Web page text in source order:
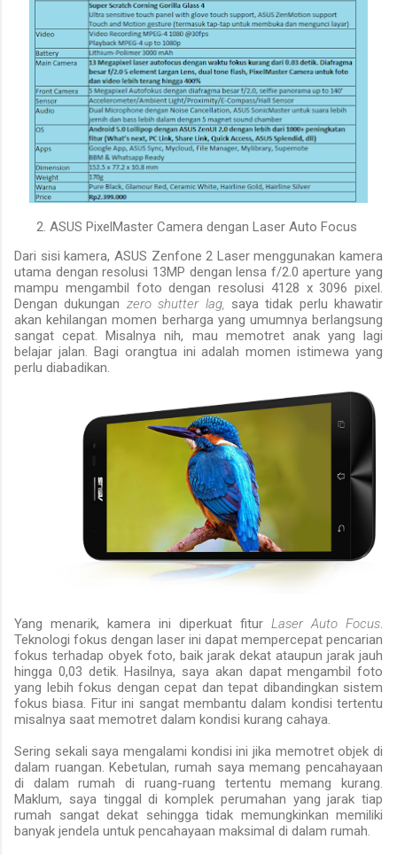
ASUS PixelMaster Camera dengan Laser Auto Focus
Dari sisi kamera, ASUS Zenfone 2 Laser menggunakan kamera
utama dengan resolusi 13MP dengan lensa f/2.0 aperture yang
mampu mengambil foto dengan resolusi 4128 x 3096 pixel.
Dengan dukungan zero shutter lag, saya tidak perlu khawatir
akan kehilangan momen berharga yang umumnya berlangsung
sangat cepat. Misalnya nih, mau memotret anak yang lagi
belajar jalan. Bagi orangtua ini adalah momen istimewa yang
perlu diabadikan.
Yang menarik, kamera ini diperkuat fitur Laser Auto Focus.
Teknologi fokus dengan laser ini dapat mempercepat pencarian
fokus terhadap obyek foto, baik jarak dekat ataupun jarak jauh
hingga 0,03 detik.Hasilnya, saya akan dapat mengambil foto
yang lebih fokus dengan cepat dan tepat dibandingkan sistem
fokus biasa. Fitur ini sangat membantudalam kondisi tertentu
misalnya saat memotret dalam kondisi kurang cahaya.
Sering sekali saya mengalami kondisi ini jika memotret objek di
dalam ruangan. Kebetulan, rumah saya memang pencahayaan
di dalam rumah di ruang-ruang tertentu memang kurang.
Maklum, saya tinggal di komplek perumahan yang jarak tiap
rumah sangat dekat sehingga tidak memungkinkan memiliki
banyak jendela untuk pencahayaan maksimal di dalam rumah.